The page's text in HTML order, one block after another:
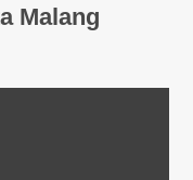
Malang